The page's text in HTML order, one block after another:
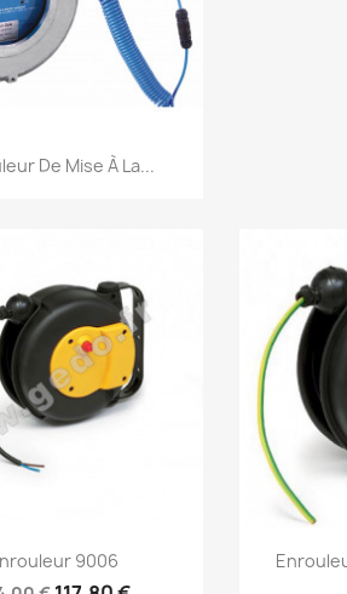
Aperçu rapide
De Mise À La...
Aperçu rapide
9006
